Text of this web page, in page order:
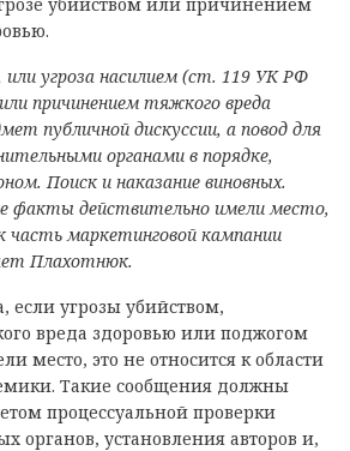
или угроза насилием (ст. 119 УК РФ
причинением тяжкого вреда
публичной дискуссии, а повод для
органами в порядке,
Поиск и наказание виновных.
факты действительно имели место,
маркетинговой кампании
Плахотнюк.
если угрозы убийством,
вреда здоровью или поджогом
место, это не относится к области
Такие сообщения должны
процессуальной проверки
органов, установления авторов и,